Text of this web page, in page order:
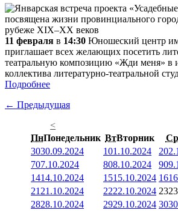
11 февраля в 14:30 Юношеский центр
приглашает всех желающих посетить
театральную композицию «Жди меня» в
коллектива литературно-театральной
Подробнее
← Предыдущая
<
ПнПонедельник ВтВторник Ср
3030.09.2024 101.10.2024 2
707.10.2024 808.10.2024 9
1414.10.2024 1515.10.2024 16
21 21.10.2024 2222.10.2024 23
2828.10.2024 2929.10.2024 30